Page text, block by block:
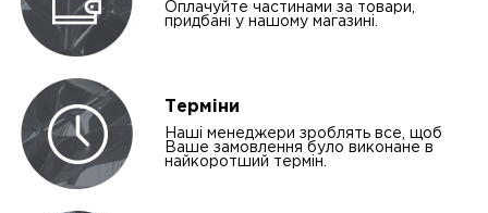
Оплачуйте частинами за товари,
придбані у нашому магазині.
Терміни
Наші менеджери зроблять все, щоб
Ваше замовлення було виконане в
найкоротший термін.